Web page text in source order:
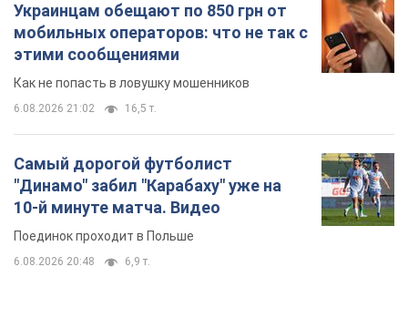
Украинцам обещают по 850 грн от
мобильных операторов: что не так с
этими сообщениями
Как не попасть в ловушку мошенников
6.08.2026 21:02 16,5 т.
Самый дорогой футболист
"Динамо" забил "Карабаху" уже на
10-й минуте матча. Видео
Поединок проходит в Польше
6.08.2026 20:48 6,9 т.